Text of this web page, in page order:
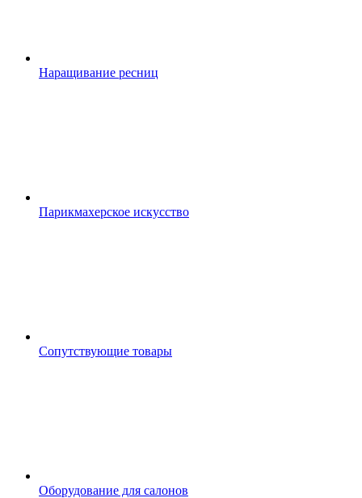
Наращивание ресниц
Парикмахерское искусство
Сопутствующие товары
Оборудование для салонов